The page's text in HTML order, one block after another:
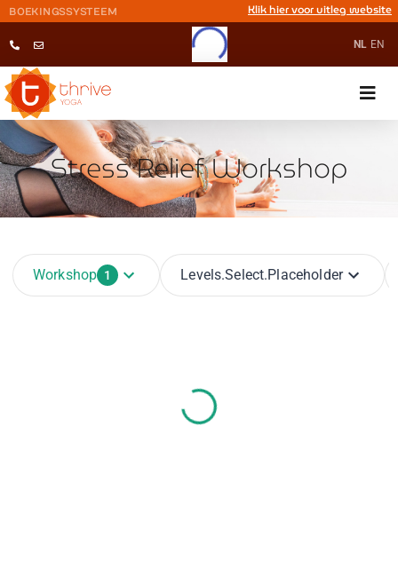
BOEKINGSSYSTEEM Klik hier voor uitleg website
NL EN
Stress Relief Workshop
Workshop 1 Levels.select.placeholder